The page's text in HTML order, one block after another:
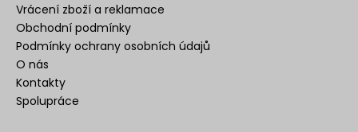
Vrácení zboží a reklamace
Obchodní podmínky
Podmínky ochrany osobních údajů
O nás
Kontakty
Spolupráce